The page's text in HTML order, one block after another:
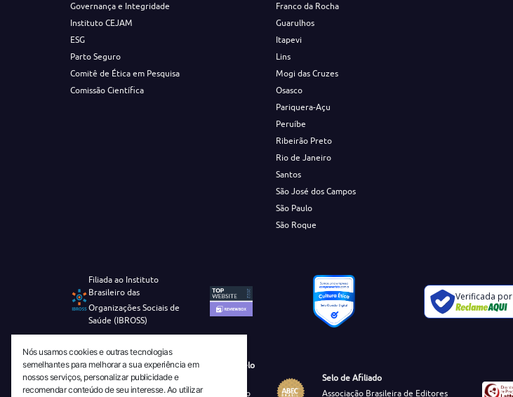
Governança e Integridade
Instituto CEJAM
ESG
Parto Seguro
Comitê de Ética em Pesquisa
Comissão Científica
Franco da Rocha
Guarulhos
Itapevi
Lins
Mogi das Cruzes
Osasco
Pariquera-Açu
Peruíbe
Ribeirão Preto
Rio de Janeiro
Santos
São José dos Campos
São Paulo
São Roque
Filiada ao Instituto
Brasileiro das
Organizações Sociais de
Saúde (IBROSS)
Verificada por
Revista Tecnico-Cientifica CEJAM Selo
Diamante de Ciência Aberta
Diretório Migulim Instituto Brasileiro
Selo de Afiliado
Associação Brasileira de Editores
Nós usamos cookies e outras tecnologias
semelhantes para melhorar a sua experiência em
nossos serviços, personalizar publicidade e
recomendar conteúdo de seu interesse. Ao utilizar